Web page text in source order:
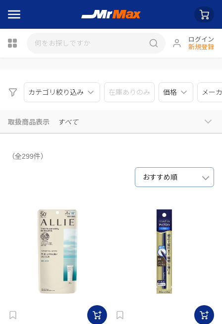
ログイン
新規登録
カテゴリ絞り込み 在庫ありのみ 価格 メー
取扱商品表示 すべて
（全299件）
おすすめ順